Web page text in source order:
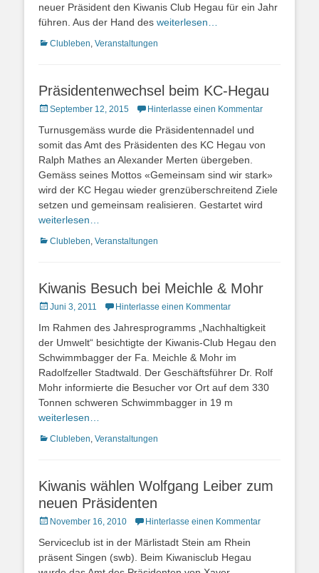
neuer Präsident den Kiwanis Club Hegau für ein Jahr
führen. Aus der Hand des weiterlesen…
Kategorien
Clubleben Veranstaltungen
Präsidentenwechsel beim KC-Hegau
Posted
September 12, 2015 Hinterlasse einen Kommentar
Turnusgemäss wurde die Präsidentennadel und
somit das Amt des Präsidenten des KC Hegau von
Ralph Mathes an Alexander Merten übergeben.
Gemäss seines Mottos «Gemeinsam sind wir stark»
wird der KC Hegau wieder grenzüberschreitend Ziele
setzen und gemeinsam realisieren. Gestartet wird
weiterlesen…
Kategorien
Clubleben Veranstaltungen
Kiwanis Besuch bei Meichle & Mohr
Posted
Juni 3, 2011 Hinterlasse einen Kommentar
Im Rahmen des Jahresprogramms „Nachhaltigkeit
der Umwelt“ besichtigte der Kiwanis-Club Hegau den
Schwimmbagger der Fa. Meichle & Mohr im
Radolfzeller Stadtwald. Der Geschäftsführer Dr. Rolf
Mohr informierte die Besucher vor Ort auf dem 330
Tonnen schweren Schwimmbagger in 19 m
weiterlesen…
Kategorien
Clubleben Veranstaltungen
Kiwanis wählen Wolfgang Leiber zum
neuen Präsidenten
Posted
November 16, 2010 Hinterlasse einen Kommentar
Serviceclub ist in der Märlistadt Stein am Rhein
präsent Singen (swb). Beim Kiwanisclub Hegau